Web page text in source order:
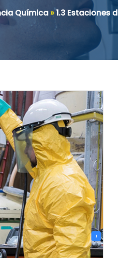
Química»1.3 Estaciones
›